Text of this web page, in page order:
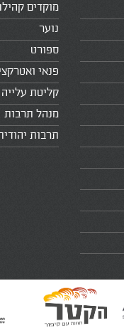
מוקדים
נוער
ספורט
פנאי
קליטת עלייה
מנהל תרבות
תרבות